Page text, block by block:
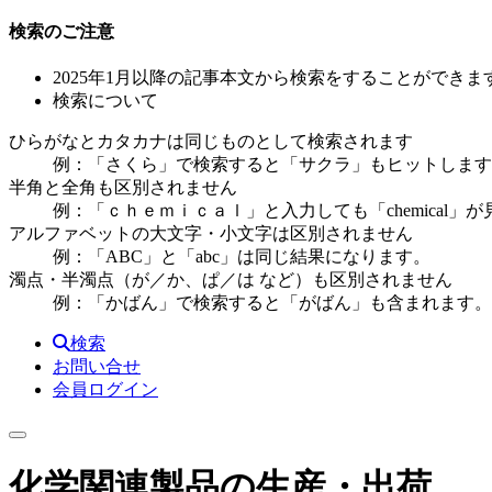
検索のご注意
2025年1月以降の記事本文から検索をすることができま
検索について
ひらがなとカタカナは同じものとして検索されます
例：「さくら」で検索すると「サクラ」もヒットします
半角と全角も区別されません
例：「ｃｈｅｍｉｃａｌ」と入力しても「chemical」が
アルファベットの大文字・小文字は区別されません
例：「ABC」と「abc」は同じ結果になります。
濁点・半濁点（が／か、ぱ／は など）も区別されません
例：「かばん」で検索すると「がばん」も含まれます。
検索
お問い合せ
会員ログイン